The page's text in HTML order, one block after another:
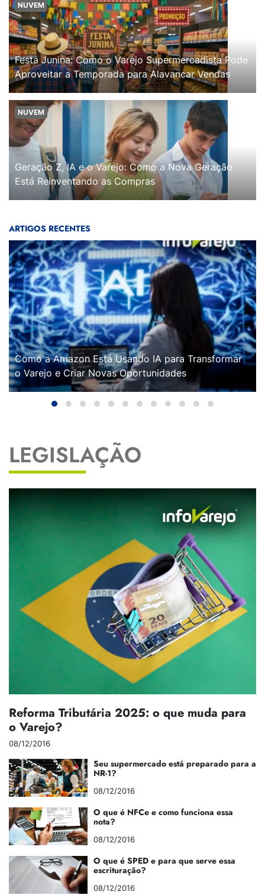
NUVEM
Festa Junina: Como o Varejo Supermercadista Pode
Aproveitar a Temporada para Alavancar Vendas
NUVEM
Geração Z, IA e o Varejo: Como a Nova Geração
Está Reinventando as Compras
ARTIGOS RECENTES
Como a Amazon Está Usando IA para Transformar
o Varejo e Criar Novas Oportunidades
LEGISLAÇÃO
Reforma Tributária 2025: o que muda para
o Varejo?
08/12/2016
Seu supermercado está preparado para a
NR-1?
08/12/2016
O que é NFCe e como funciona essa
nota?
08/12/2016
O que é SPED e para que serve essa
escrituração?
08/12/2016